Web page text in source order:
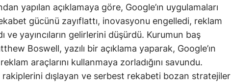
yapılan açıklamaya göre, Google’ın uygulamaları
gücünü zayıflattı, inovasyonu engelledi, reklam
ve yayıncıların gelirlerini düşürdü. Kurumun baş
Boswell, yazılı bir açıklama yaparak, Google’ın
araçlarını kullanmaya zorladığını savundu.
rakiplerini dışlayan ve serbest rekabeti bozan stratejiler